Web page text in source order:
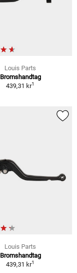
Louis Parts
Bromshandtag
439,31 kr1
Louis Parts
Bromshandtag
439,31 kr1